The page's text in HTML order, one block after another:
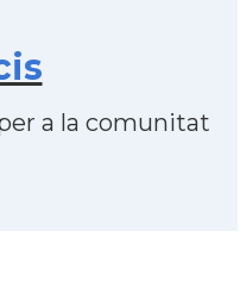
a la comunitat